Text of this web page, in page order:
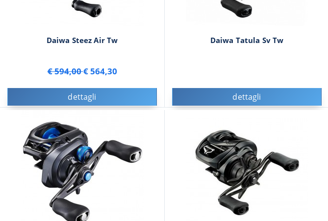
Daiwa Steez Air Tw
€ 594,00€ 564,30
dettagli
Daiwa Tatula Sv Tw
dettagli